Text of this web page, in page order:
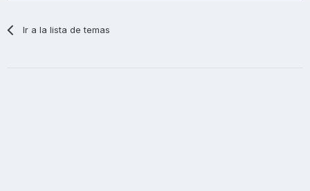
Ir a la lista de temas